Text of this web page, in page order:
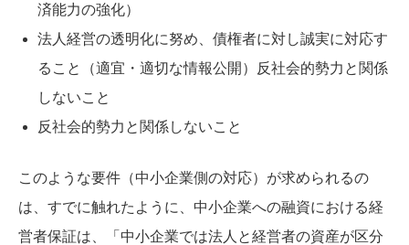
済能力の強化）
法人経営の透明化に努め、債権者に対し誠実に対応す
ること（適宜・適切な情報公開）反社会的勢力と関係
しないこと
反社会的勢力と関係しないこと
このような要件（中小企業側の対応）が求められるの
は、すでに触れたように、中小企業への融資における経
営者保証は、「中小企業では法人と経営者の資産が区分